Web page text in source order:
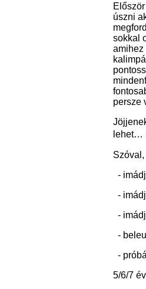
úszni
sokkal
amihez
persze
lehet…
-
-
-
-
-
5/6/7